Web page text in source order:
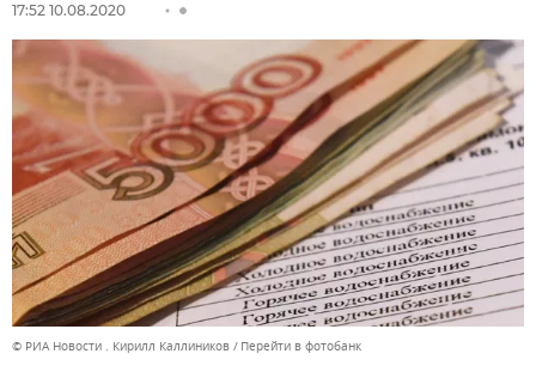
17:52 10.08.2020
© РИА Новости . Кирилл Каллиников Перейти в фотобанк